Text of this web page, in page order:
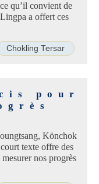
qu’il convient de
a offert ces
Chokling Tersar
pour
Könchok
texte offre des
nos progrès